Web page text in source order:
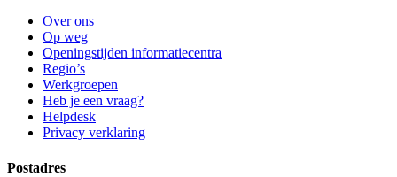
Over ons
Op weg
Openingstijden informatiecentra
Regio’s
Werkgroepen
Heb je een vraag?
Helpdesk
Privacy verklaring
Postadres